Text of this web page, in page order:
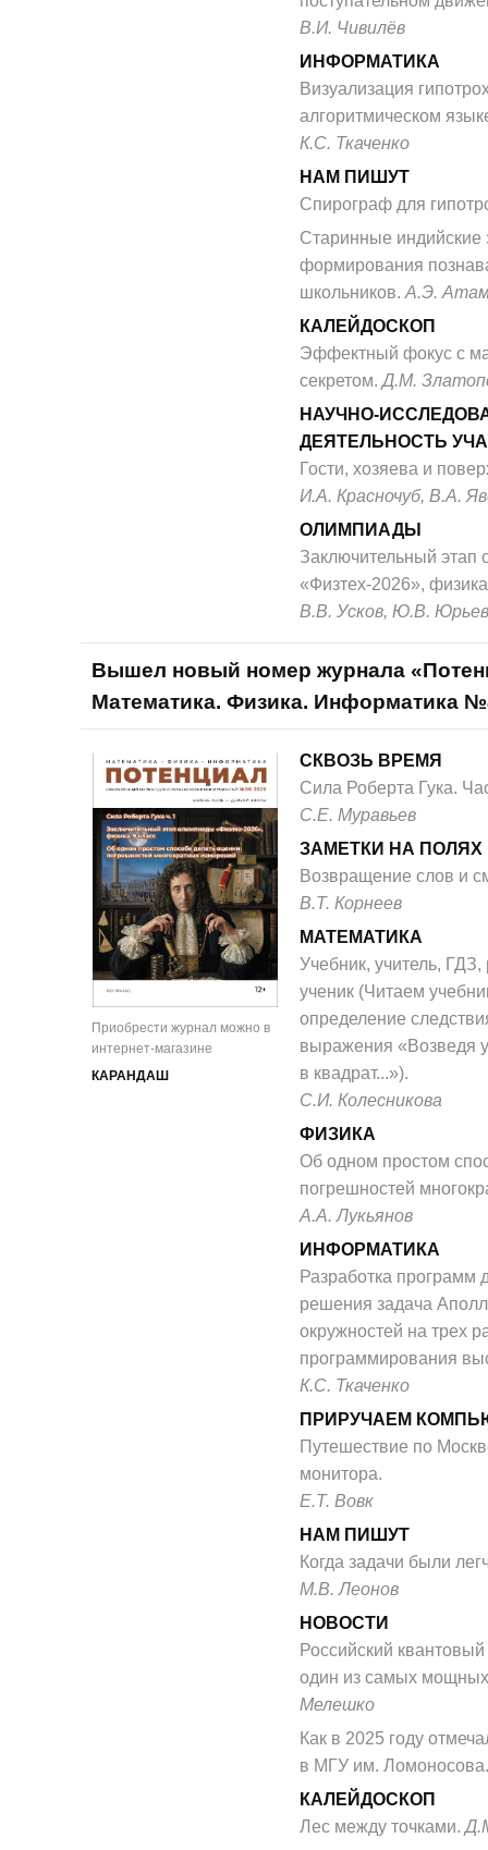
В.И. Чивилёв
ИНФОРМАТИКА
Визуализация
алгоритмическом
К.С. Ткаченко
НАМ ПИШУТ
Спирограф для
Старинные индийские
формирования
школьников. А.Э.
КАЛЕЙДОСКОП
Эффектный фокус с
секретом. Д.М.
НАУЧНО-
ДЕЯТЕЛЬНОСТЬ
Гости, хозяева и
И.А. Красночуб, В.А.
ОЛИМПИАДЫ
Заключительный этап
«Физтех-2026»,
В.В. Усков, Ю.В. Юрьев
Вышел новый номер журнала
Математика. Физика. Информатика
Приобрести журнал можно в
интернет-магазине
КАРАНДАШ
СКВОЗЬ ВРЕМЯ
Сила Роберта Гука.
С.Е. Муравьев
ЗАМЕТКИ НА ПОЛЯХ
Возвращение слов и
В.Т. Корнеев
МАТЕМАТИКА
Учебник, учитель, ГДЗ,
ученик (Читаем
определение
выражения «Возведя
в квадрат...»).
С.И. Колесникова
ФИЗИКА
Об одном простом
погрешностей
А.А. Лукьянов
ИНФОРМАТИКА
Разработка программ
решения задача
окружностей на трех
программирования
К.С. Ткаченко
ПРИРУЧАЕМ
Путешествие по
монитора.
Е.Т. Вовк
НАМ ПИШУТ
Когда задачи были
М.В. Леонов
НОВОСТИ
Российский
один из самых
Мелешко
Как в 2025 году
в МГУ им.
КАЛЕЙДОСКОП
Лес между точками.